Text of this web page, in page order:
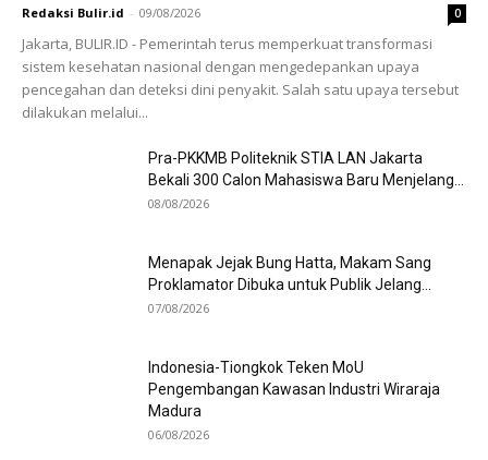
Redaksi Bulir.id - 09/08/2026 0
Jakarta, BULIR.ID - Pemerintah terus memperkuat transformasi
sistem kesehatan nasional dengan mengedepankan upaya
pencegahan dan deteksi dini penyakit. Salah satu upaya tersebut
dilakukan melalui...
Pra-PKKMB Politeknik STIA LAN Jakarta
Bekali 300 Calon Mahasiswa Baru Menjelang...
08/08/2026
Menapak Jejak Bung Hatta, Makam Sang
Proklamator Dibuka untuk Publik Jelang...
07/08/2026
Indonesia-Tiongkok Teken MoU
Pengembangan Kawasan Industri Wiraraja
Madura
06/08/2026